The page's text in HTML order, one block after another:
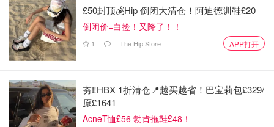
£50封顶💰Hip 倒闭大清仓！阿迪德训鞋£20
倒闭价=白捡！又降了！！
1 The Hip Store APP打开
夯‼️HBX 1折清仓📍越买越省！巴宝莉包£329/
原£1641
AcneT恤£56 勃肯拖鞋£48！